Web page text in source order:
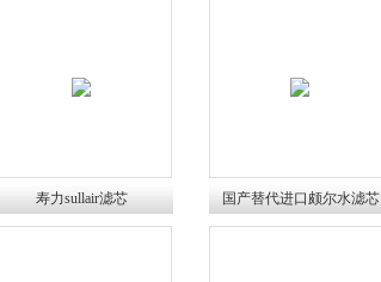
寿力sullair滤芯 国产替代进口颇尔水滤芯